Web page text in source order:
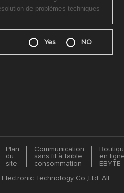
Yes NO
Plan
du
site
Communication
sans fil à faible
consommation
en
EBYTE
Technology Co.,Ltd. All